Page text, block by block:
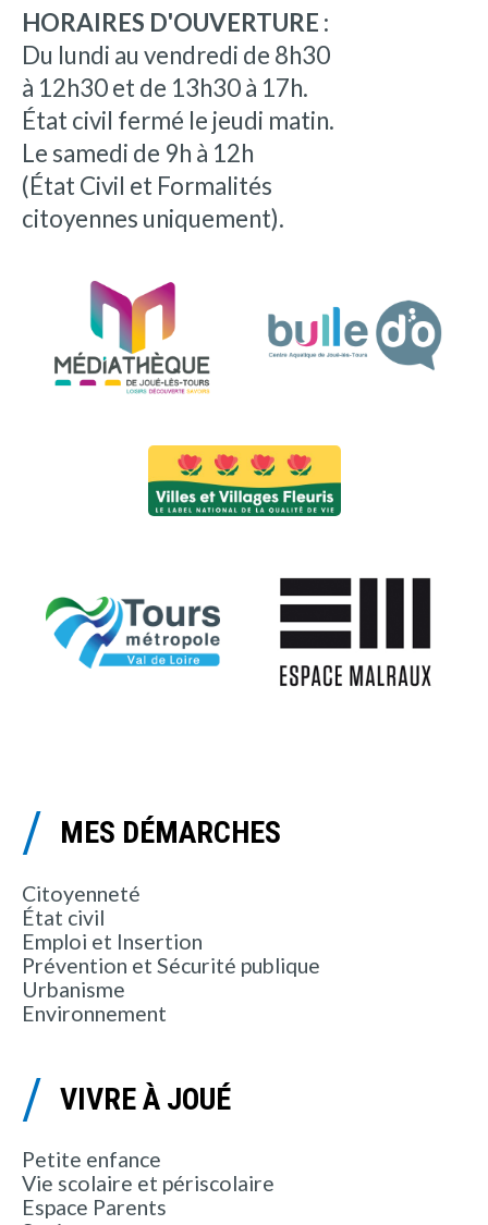
HORAIRES D'OUVERTURE :
Du lundi au vendredi de 8h30
à 12h30 et de 13h30 à 17h.
État civil fermé le jeudi matin.
Le samedi de 9h à 12h
(État Civil et Formalités
citoyennes uniquement).
MES DÉMARCHES
Citoyenneté
État civil
Emploi et Insertion
Prévention et Sécurité publique
Urbanisme
Environnement
VIVRE À JOUÉ
Petite enfance
Vie scolaire et périscolaire
Espace Parents